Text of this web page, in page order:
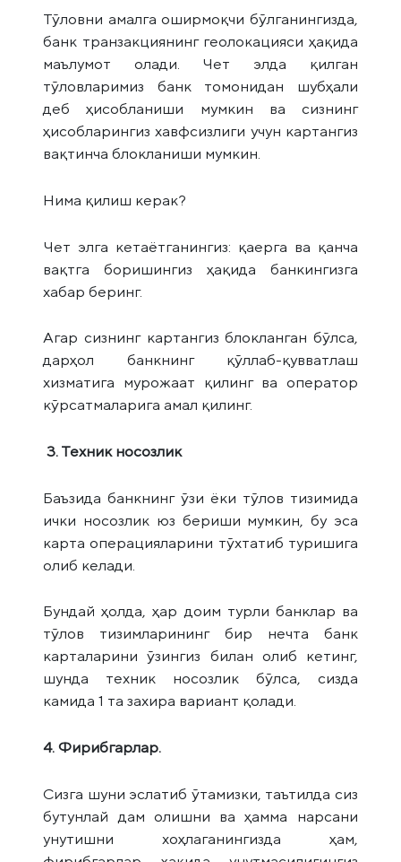
Тўловни амалга оширмоқчи бўлганингизда,
банк транзакциянинг геолокацияси ҳақида
маълумот олади. Чет элда қилган
тўловларимиз банк томонидан шубҳали
деб ҳисобланиши мумкин ва сизнинг
ҳисобларингиз хавфсизлиги учун картангиз
вақтинча блокланиши мумкин.
Нима қилиш керак?
Чет элга кетаётганингиз: қаерга ва қанча
вақтга боришингиз ҳақида банкингизга
хабар беринг.
Агар сизнинг картангиз блокланган бўлса,
дарҳол банкнинг қўллаб-қувватлаш
хизматига мурожаат қилинг ва оператор
кўрсатмаларига амал қилинг.
3. Техник носозлик
Баъзида банкнинг ўзи ёки тўлов тизимида
ички носозлик юз бериши мумкин, бу эса
карта операцияларини тўхтатиб туришига
олиб келади.
Бундай ҳолда, ҳар доим турли банклар ва
тўлов тизимларининг бир нечта банк
карталарини ўзингиз билан олиб кетинг,
шунда техник носозлик бўлса, сизда
камида 1 та захира вариант қолади.
4. Фирибгарлар.
Сизга шуни эслатиб ўтамизки, таътилда сиз
бутунлай дам олишни ва ҳамма нарсани
унутишни хоҳлаганингизда ҳам,